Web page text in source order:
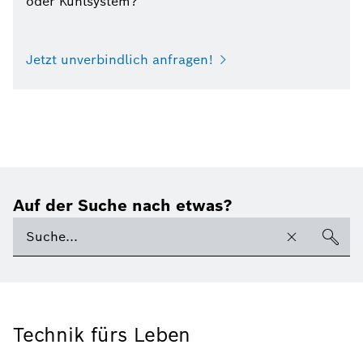
Jetzt unverbindlich anfragen!
Auf der Suche nach etwas?
Technik fürs Leben